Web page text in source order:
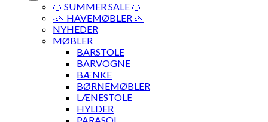
🍊 SUMMER SALE 🍊
·🌿 HAVEMØBLER 🌿
NYHEDER
MØBLER
BARSTOLE
BARVOGNE
BÆNKE
BØRNEMØBLER
LÆNESTOLE
HYLDER